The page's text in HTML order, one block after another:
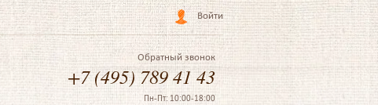
Войти
Обратный звонок
+7 (495) 789 41 43
Пн-Пт: 10:00-18:00